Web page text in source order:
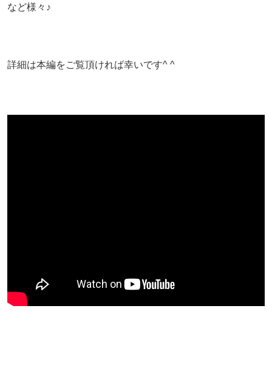
など様々♪
詳細は本編をご覧頂ければ幸いです^ ^